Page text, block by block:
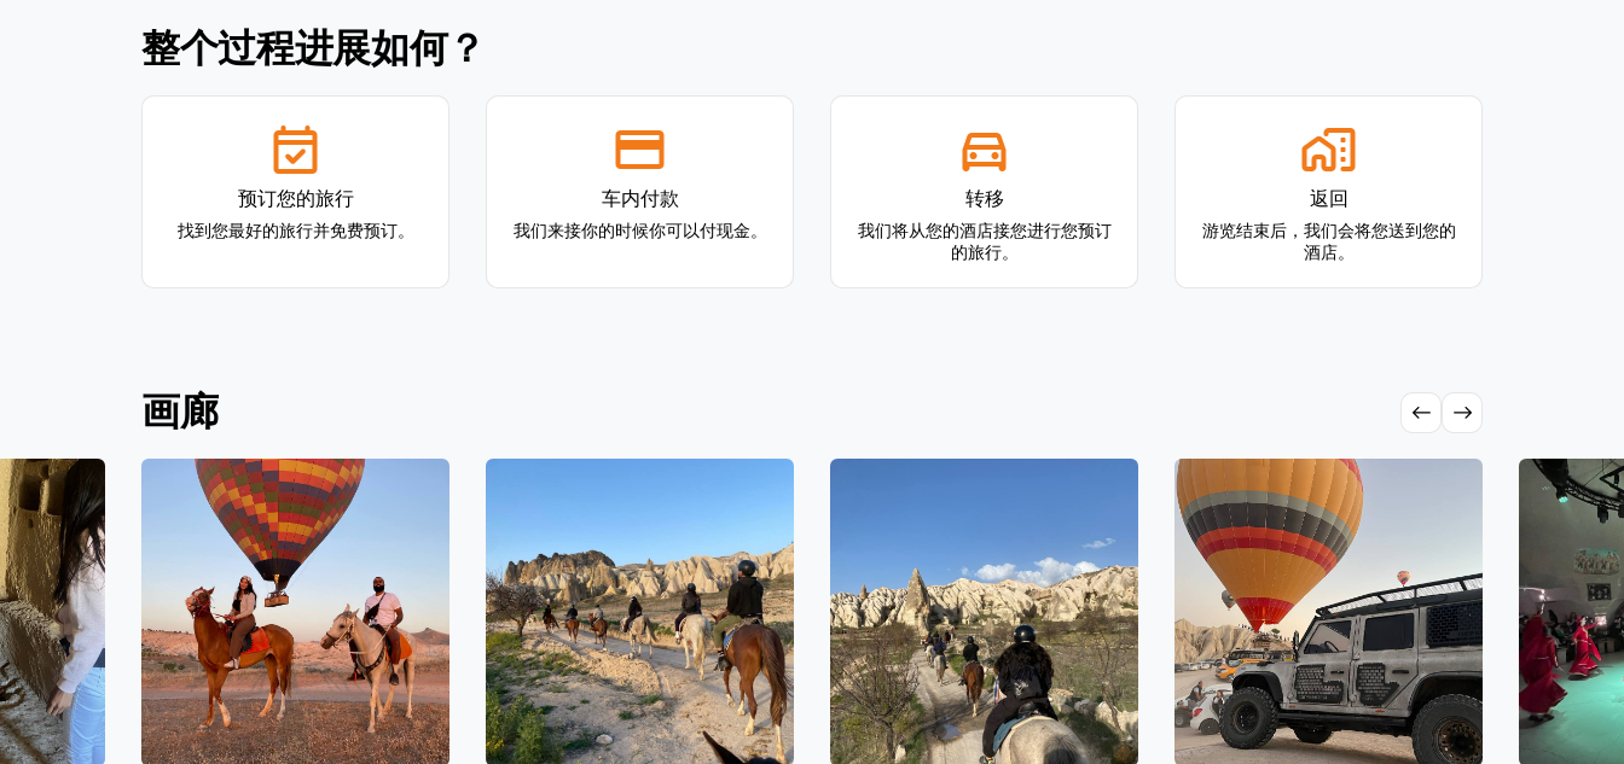
整个过程进展如何？
预订您的旅行
找到您最好的旅行并免费预订。
车内付款
我们来接你的时候你可以付现金。
转移
我们将从您的酒店接您进行您预订
的旅行。
返回
游览结束后，我们会将您送到您的
酒店。
画廊